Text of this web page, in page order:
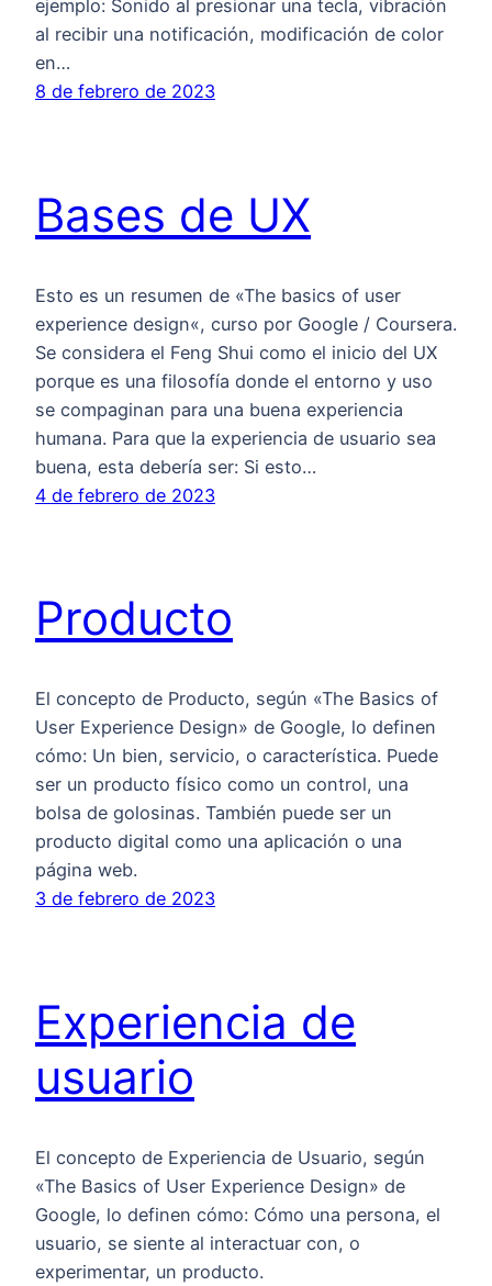
ejemplo: Sonido al presionar una tecla, vibración
al recibir una notificación, modificación de color
en…
8 de febrero de 2023
Bases de UX
Esto es un resumen de «The basics of user
experience design«, curso por Google / Coursera.
Se considera el Feng Shui como el inicio del UX
porque es una filosofía donde el entorno y uso
se compaginan para una buena experiencia
humana. Para que la experiencia de usuario sea
buena, esta debería ser: Si esto…
4 de febrero de 2023
Producto
El concepto de Producto, según «The Basics of
User Experience Design» de Google, lo definen
cómo: Un bien, servicio, o característica. Puede
ser un producto físico como un control, una
bolsa de golosinas. También puede ser un
producto digital como una aplicación o una
página web.
3 de febrero de 2023
Experiencia de
usuario
El concepto de Experiencia de Usuario, según
«The Basics of User Experience Design» de
Google, lo definen cómo: Cómo una persona, el
usuario, se siente al interactuar con, o
experimentar, un producto.